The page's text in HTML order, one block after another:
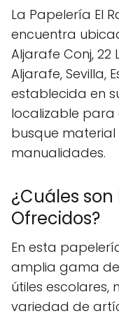
La Papelería El
encuentra
Aljarafe Conj, 22
Aljarafe, Sevilla,
establecida en
localizable para
busque
manualidades.
¿Cuáles
Ofrecidos?
En esta
amplia gama
útiles escolares,
variedad de